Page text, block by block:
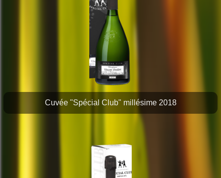
Cuvée "Spécial Club" millésime 2018